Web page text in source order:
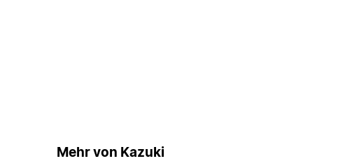
Mehr von Kazuki